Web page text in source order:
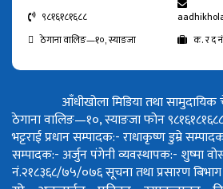
९८१६१८१६८८
ठेगाना वालिङ—१०, स्याङजा
क. र द
आँधीखोला मिडिया तथा
ठेगाना वालिङ—१०, स्याङजा फोन ९८१६१८१६८८
भट्टराईप्रधान सम्पादक:- राधाकृष्ण डुम्रे
सम्पादक:- अर्जुन पंगेनीव्यवस्थापक:- शुष्मा
नं.२१८३६८/७५/०७६सूचना तथा प्रसारण